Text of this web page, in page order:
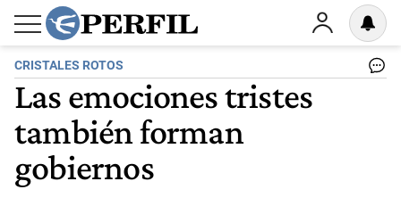
CRISTALES ROTOS
Las emociones tristes
también forman
gobiernos